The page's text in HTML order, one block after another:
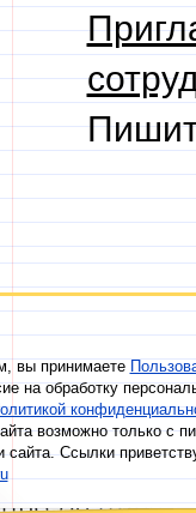
вы принимаете
на обработку
возможно только с
сайта. Ссылки